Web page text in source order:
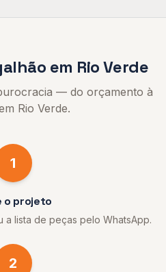
em Rio Verde
— do orçamento à
Rio Verde.
1
o projeto
a lista de peças pelo WhatsApp.
2